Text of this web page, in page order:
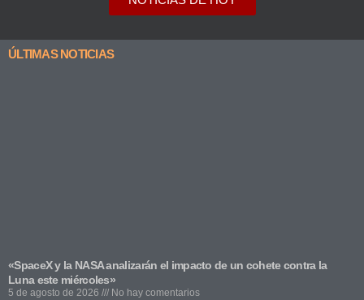
ÚLTIMAS NOTICIAS
«SpaceX y la NASA analizarán el impacto de un cohete contra la
Luna este miércoles»
5 de agosto de 2026 No hay comentarios